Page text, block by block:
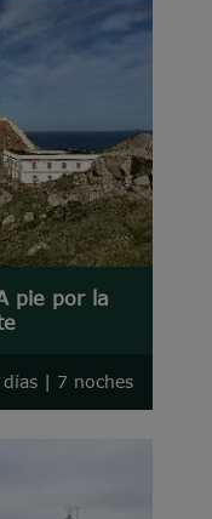
pie por la
días | 7 noches